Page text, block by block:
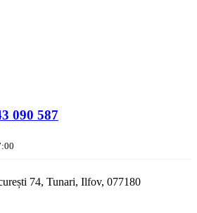
090 587
74, Tunari, Ilfov, 077180